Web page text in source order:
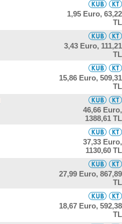
1,95 Euro, 63,22
TL
3,43 Euro, 111,21
TL
15,86 Euro, 509,31
TL
46,66 Euro,
1388,61 TL
37,33 Euro,
1130,60 TL
27,99 Euro, 867,89
TL
18,67 Euro, 592,38
TL